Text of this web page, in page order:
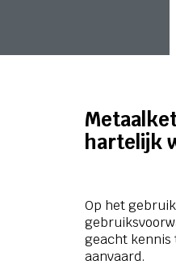
hartelijk
Op het
geacht kennis
aanvaard.